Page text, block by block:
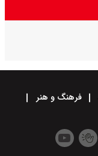
فرهنگ و هنر